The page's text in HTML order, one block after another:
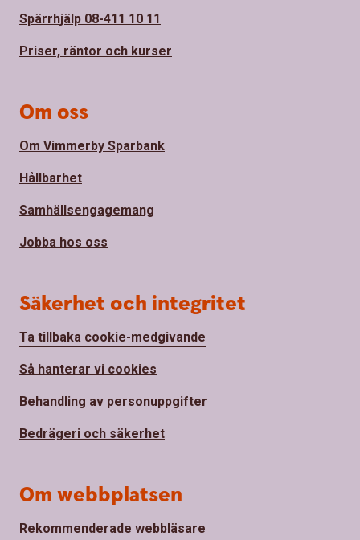
Spärrhjälp 08-411 10 11
Priser, räntor och kurser
Om oss
Om Vimmerby Sparbank
Hållbarhet
Samhällsengagemang
Jobba hos oss
Säkerhet och integritet
Ta tillbaka cookie-medgivande
Så hanterar vi cookies
Behandling av personuppgifter
Bedrägeri och säkerhet
Om webbplatsen
Rekommenderade webbläsare